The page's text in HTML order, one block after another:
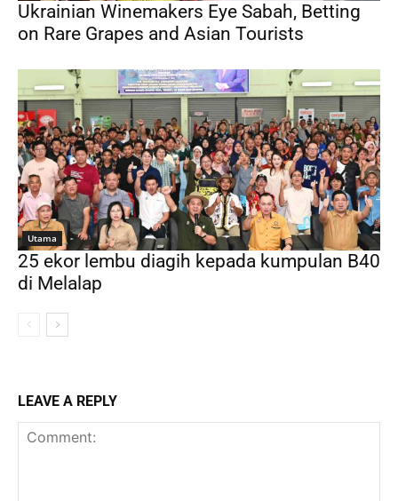
Ukrainian Winemakers Eye Sabah, Betting
on Rare Grapes and Asian Tourists
Utama
25 ekor lembu diagih kepada kumpulan B40
di Melalap
LEAVE A REPLY